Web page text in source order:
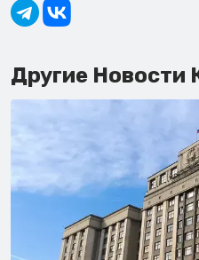
Другие Новости